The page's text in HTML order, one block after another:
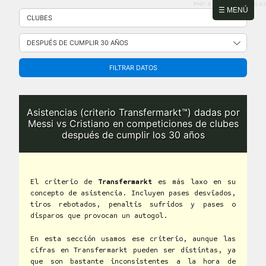
☰ MENÚ
Saltar
contenido
PHP: 8.2.31 | MySQL: 8.0.43
FILTRAR DATOS
Asistencias (criterio Transfermarkt™) dadas por
Messi vs Cristiano en competiciones de clubes
después de cumplir los 30 años
El criterio de Transfermarkt es más laxo en su
concepto de asistencia. Incluyen pases desviados,
tiros rebotados, penaltis sufridos y pases o
disparos que provocan un autogol.
En esta sección usamos ese criterio, aunque las
cifras en Transfermarkt pueden ser distintas, ya
que son bastante inconsistentes a la hora de